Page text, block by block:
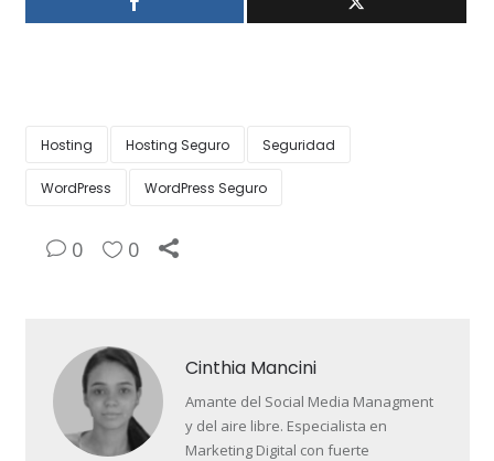
Hosting Hosting Seguro Seguridad
WordPress WordPress Seguro
0 0
Cinthia Mancini
Amante del Social Media Managment
y del aire libre. Especialista en
Marketing Digital con fuerte